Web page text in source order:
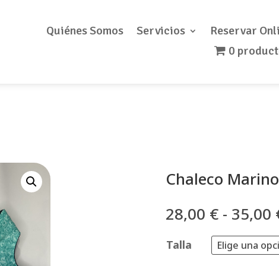
Quiénes Somos Servicios Reservar
0
Chaleco Marino
28,00 € - 35,00
Talla